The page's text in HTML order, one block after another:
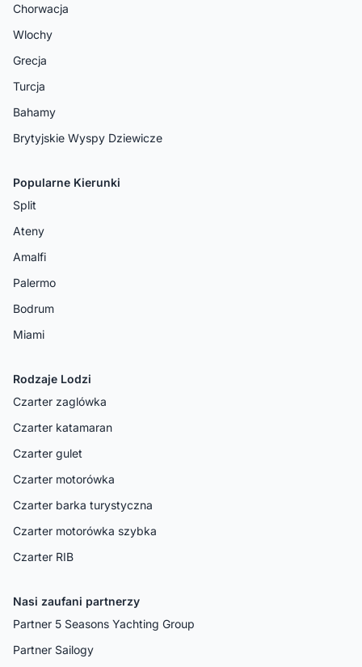
Chorwacja
Wlochy
Grecja
Turcja
Bahamy
Brytyjskie Wyspy Dziewicze
Popularne Kierunki
Split
Ateny
Amalfi
Palermo
Bodrum
Miami
Rodzaje Lodzi
Czarter zaglówka
Czarter katamaran
Czarter gulet
Czarter motorówka
Czarter barka turystyczna
Czarter motorówka szybka
Czarter RIB
Nasi zaufani partnerzy
Partner 5 Seasons Yachting Group
Partner Sailogy